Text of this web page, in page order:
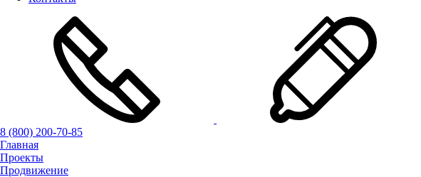
8 (800) 200-70-85
Главная
Проекты
Продвижение